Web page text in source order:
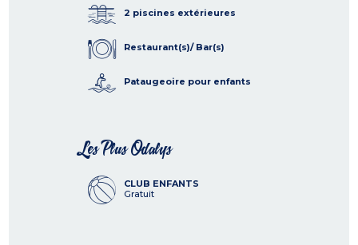
2 piscines extérieures
Restaurant(s)/ Bar(s)
Pataugeoire pour enfants
Les Plus Odalys
CLUB ENFANTS
Gratuit